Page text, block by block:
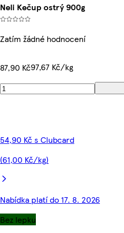
Neli Kečup ostrý 900g
Zatím žádné hodnocení
87,90 Kč97,67 Kč/kg
54,90 Kč s Clubcard
(61,00 Kč/kg)
Nabídka platí do 17. 8. 2026
Bez lepku